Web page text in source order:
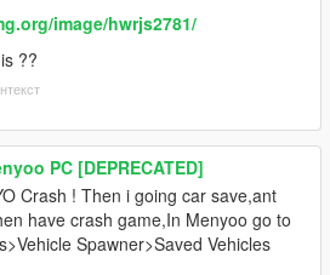
image/hwrjs2781/
??
PC [DEPRECATED]
Crash ! Then i going car save,ant
have crash game,In Menyoo go to
Spawner>Saved Vehicles